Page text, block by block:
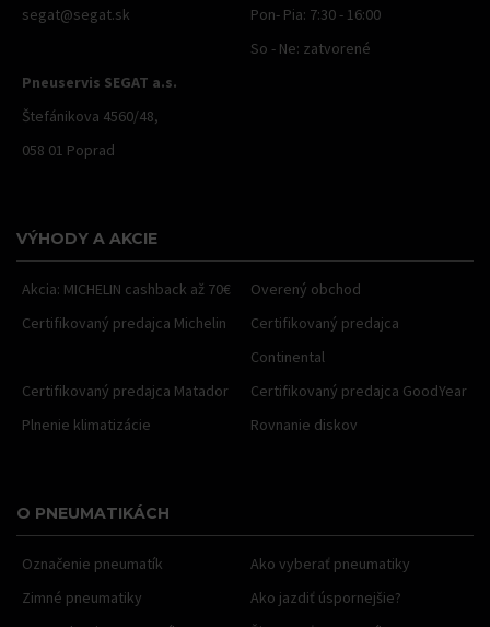
segat@segat.sk
Pon- Pia: 7:30 - 16:00
So - Ne: zatvorené
Pneuservis SEGAT a.s.
Štefánikova 4560/48,
058 01 Poprad
VÝHODY A AKCIE
Akcia: MICHELIN cashback až 70€
Overený obchod
Certifikovaný predajca Michelin
Certifikovaný predajca
Continental
Certifikovaný predajca Matador
Certifikovaný predajca GoodYear
Plnenie klimatizácie
Rovnanie diskov
O PNEUMATIKÁCH
Označenie pneumatík
Ako vyberať pneumatiky
Zimné pneumatiky
Ako jazdiť úspornejšie?